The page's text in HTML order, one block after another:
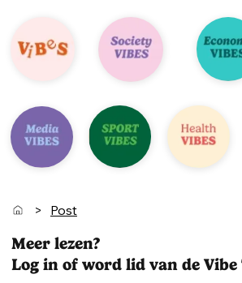
> Post
Meer lezen?
Log in of word lid van de Vibe